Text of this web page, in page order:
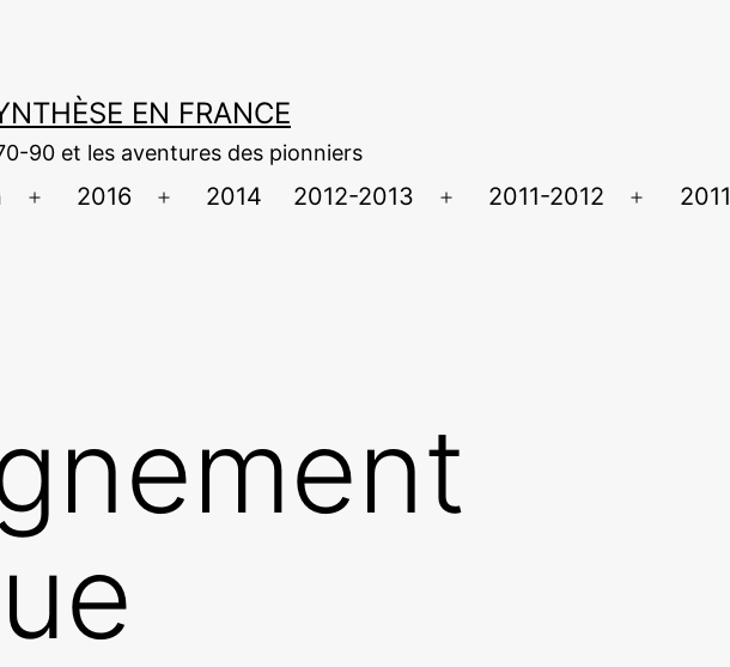
EN FRANCE
90 et les aventures des pionniers
Ouvrir
2016
Ouvrir
2014 2012-2013
Ouvrir
2011-2012
Ouvrir
2011